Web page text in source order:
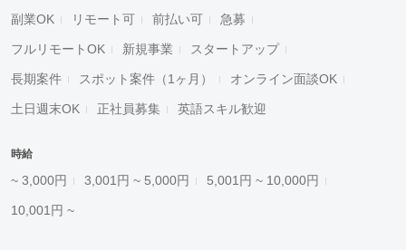
副業OK リモート可 前払い可 急募
フルリモートOK 新規事業 スタートアップ
長期案件 スポット案件（1ヶ月） オンライン面談OK
土日週末OK 正社員募集 英語スキル歓迎
時給
~ 3,000円 3,001円 ~ 5,000円 5,001円 ~ 10,000円
10,001円 ~